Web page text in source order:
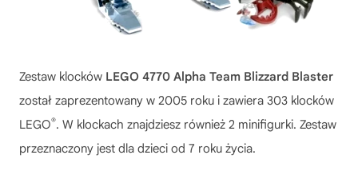
Zestaw klocków LEGO 4770 Alpha Team Blizzard Blaster
został zaprezentowany w 2005 roku i zawiera 303 klocków
LEGO®. W klockach znajdziesz również 2 minifigurki. Zestaw
przeznaczony jest dla dzieci od 7 roku życia.